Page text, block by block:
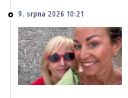
9. srpna 2026 10:21